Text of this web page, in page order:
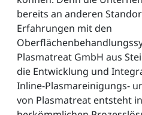
bereits an anderen
Erfahrungen mit den
Plasmatreat GmbH aus
die Entwicklung und
Inline-Plasmareinigungs-
von Plasmatreat entsteht